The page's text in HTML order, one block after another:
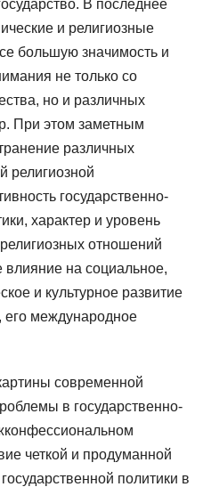
В последнее
и религиозные
большую значимость и
не только со
но и различных
При этом заметным
различных
религиозной
государственно-
характер и уровень
отношений
на социальное,
и культурное развитие
его международное
современной
в государственно-
четкой и продуманной
политики в